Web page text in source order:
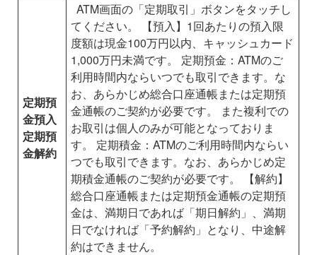
定期預
金預入
定期預
金解約
ATM画面の「定期取引」ボタンをタッチし
てください。
【預入】1回あたりの預入限
度額は現金100万円以内、キャッシュカード
1,000万円未満です。
定期預金：ATMのご
利用時間内ならいつでも取引できます。な
お、あらかじめ総合口座通帳または定期預
金通帳のご契約が必要です。
また複利での
お取引は個人のみが可能となっておりま
す。
定期積金：ATMのご利用時間内ならい
つでも取引できます。なお、あらかじめ定
期積金通帳のご契約が必要です。
【解約】
総合口座通帳または定期預金通帳の定期預
金は、満期日であれば「期日解約」、満期
日でなければ「予約解約」となり、中途解
約はできません。